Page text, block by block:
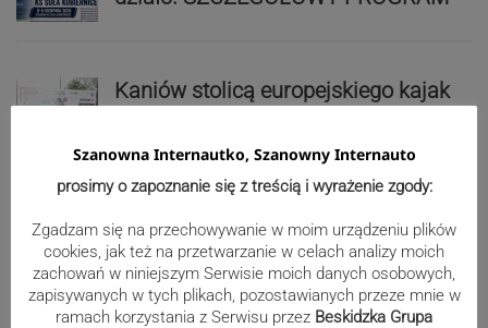
Kaniów stolicą europejskiego kajak
Europy rywalizowało przez trzy dni
Nakamura z dubletem w Wiśle.
Dyskwalifikacja Waszka zmieniła
klasyfikację Polaków
Szanowna Internautko, Szanowny Internauto
prosimy o zapoznanie się z treścią i wyrażenie zgody:
Zgadzam się na przechowywanie w moim urządzeniu plików
cookies, jak też na przetwarzanie w celach analizy moich
zachowań w niniejszym Serwisie moich danych osobowych,
zapisywanych w tych plikach, pozostawianych przeze mnie w
ramach korzystania z Serwisu przez Beskidzka Grupa